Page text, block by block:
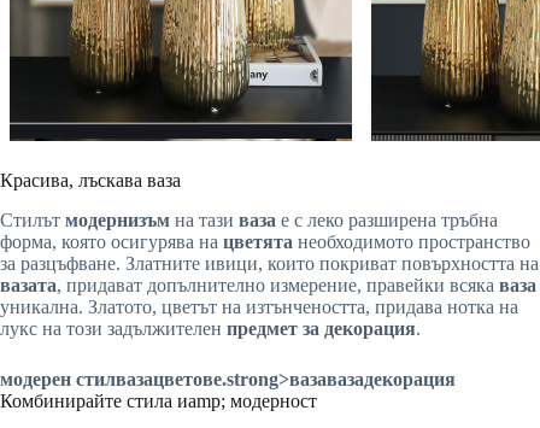
Красива, лъскава ваза
Стилът модернизъм на тази ваза е с леко разширена тръбна
форма, която осигурява на цветята необходимото пространство
за разцъфване. Златните ивици, които покриват повърхността на
вазата, придават допълнително измерение, правейки всяка ваза
уникална. Златото, цветът на изтънчеността, придава нотка на
лукс на този задължителен предмет за декорация.
модерен стилвазацветове.strong>вазавазадекорация
Комбинирайте стила иamp; модерност